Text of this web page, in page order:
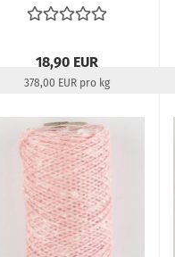
18,90 EUR
378,00 EUR pro kg